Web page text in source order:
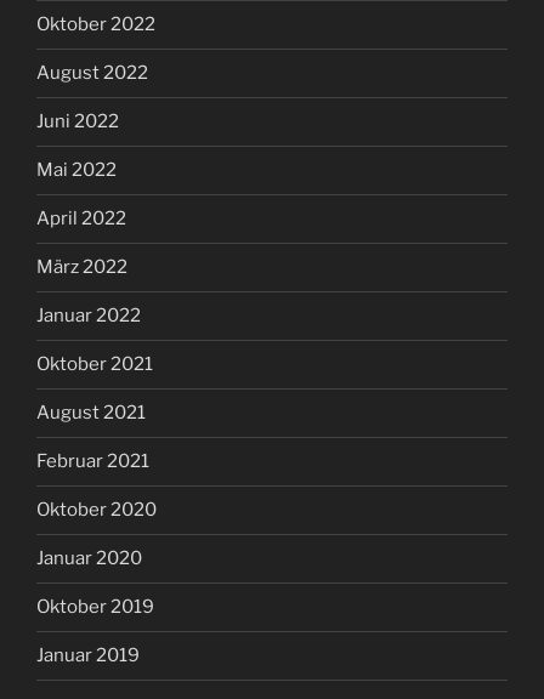
Oktober 2022
August 2022
Juni 2022
Mai 2022
April 2022
März 2022
Januar 2022
Oktober 2021
August 2021
Februar 2021
Oktober 2020
Januar 2020
Oktober 2019
Januar 2019